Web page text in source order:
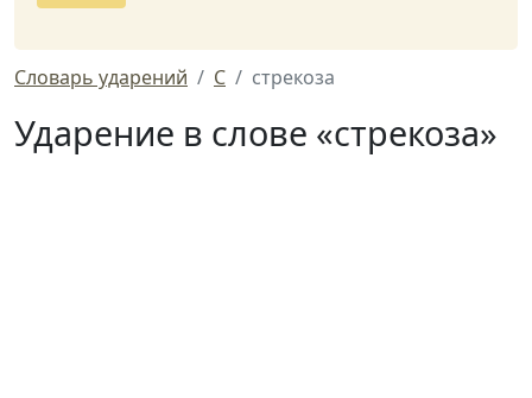
Словарь ударений С стрекоза
Ударение в слове «стрекоза»